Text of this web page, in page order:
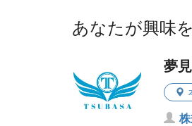
あなたが興味
夢